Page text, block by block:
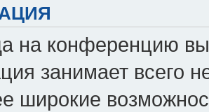
на конференцию
занимает всего
широкие